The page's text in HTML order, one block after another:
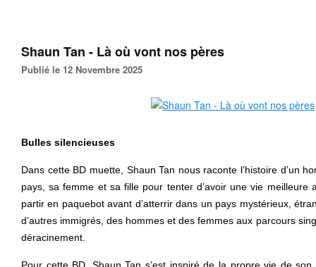
Shaun Tan - Là où vont nos pères
Publié le 12 Novembre 2025
Bulles silencieuses
Dans cette BD muette, Shaun Tan nous raconte l’histoire d’un
pays, sa femme et sa fille pour tenter d’avoir une vie meilleure
partir en paquebot avant d’atterrir dans un pays mystérieux,
d’autres immigrés, des hommes et des femmes aux parcours
déracinement.